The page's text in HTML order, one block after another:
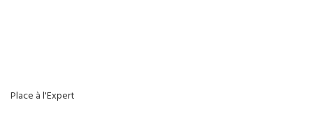
Place à l'Expert